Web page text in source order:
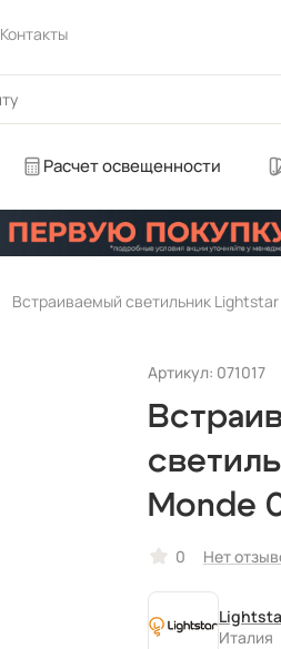
Контакты
Расчет освещенности
Встраиваемый светильник Lightstar
Артикул: 071017
Monde
0 Нет
Италия